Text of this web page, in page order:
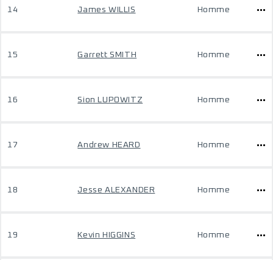
14 James WILLIS Homme
15 Garrett SMITH Homme
16 Sion LUPOWITZ Homme
17 Andrew HEARD Homme
18 Jesse ALEXANDER Homme
19 Kevin HIGGINS Homme